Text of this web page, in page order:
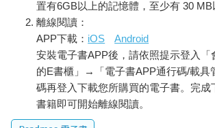
置有6GB以上的記憶體，至少有 30 MB
離線閱讀：
APP下載： iOS
Android
安裝電子書APP後，請依照提示登入
的E書櫃」→「電子書APP通行碼/載具
碼再登入下載您所購買的電子書。完成
書籍即可開始離線閱讀。